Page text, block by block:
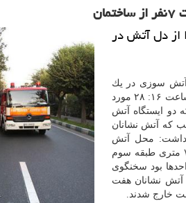
از دل آتش در
آتش سوزی در یك
ساختمان مسكونی در خیابان انقلاب اظهار داشت: ساعت ۱۶: ۲۸ مورد
می گردد كه دو ایستگاه آتش
كه آتش نشانان
داشت: محل آتش
سوزی یك ساختمان چهار طبقه بود كه ساختمان ۷۰ متری طبقه سوم
بود سخنگوی
آتش نشانان هفت
خارج شدند.